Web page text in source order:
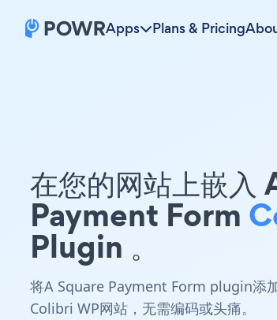
Apps Plans & Pricing
在您的网站上嵌入
Payment Form
Plugin 。
将A Square Payment Form plugin添
Colibri WP网站，无需编码或头痛。